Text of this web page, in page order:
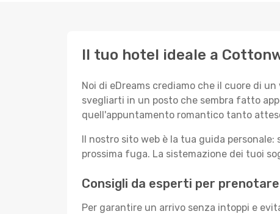
Il tuo hotel ideale a
Noi di eDreams crediamo che il cuore di
svegliarti in un posto che sembra fatto
quell'appuntamento romantico tanto
Il nostro sito web è la tua guida personale:
prossima fuga. La sistemazione dei tuoi
Consigli da esperti per
Per garantire un arrivo senza intoppi e